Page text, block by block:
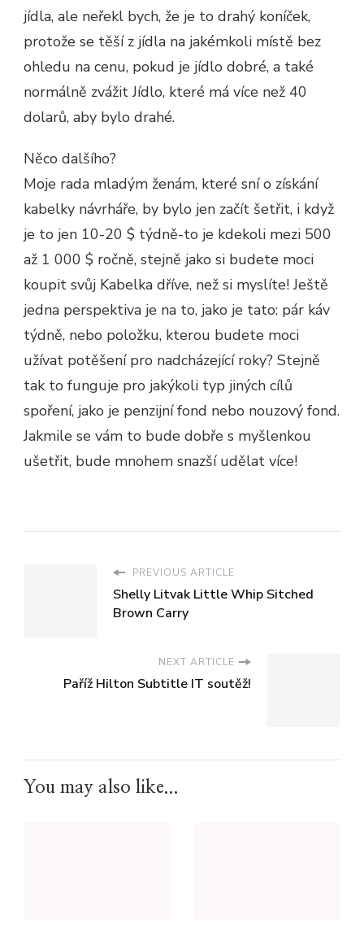
jídla, ale neřekl bych, že je to drahý koníček,
protože se těší z jídla na jakémkoli místě bez
ohledu na cenu, pokud je jídlo dobré, a také
normálně zvážit Jídlo, které má více než 40
dolarů, aby bylo drahé.
Něco dalšího?
Moje rada mladým ženám, které sní o získání
kabelky návrháře, by bylo jen začít šetřit, i když
je to jen 10-20 $ týdně-to je kdekoli mezi 500
až 1 000 $ ročně, stejně jako si budete moci
koupit svůj Kabelka dříve, než si myslíte! Ještě
jedna perspektiva je na to, jako je tato: pár káv
týdně, nebo položku, kterou budete moci
užívat potěšení pro nadcházející roky? Stejně
tak to funguje pro jakýkoli typ jiných cílů
spoření, jako je penzijní fond nebo nouzový fond.
Jakmile se vám to bude dobře s myšlenkou
ušetřit, bude mnohem snazší udělat více!
PREVIOUS ARTICLE
Shelly Litvak Little Whip Sitched
Brown Carry
NEXT ARTICLE
Paříž Hilton Subtitle IT soutěž!
You may also like...